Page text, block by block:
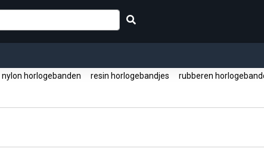
nylon horlogebanden resin horlogebandjes rubberen